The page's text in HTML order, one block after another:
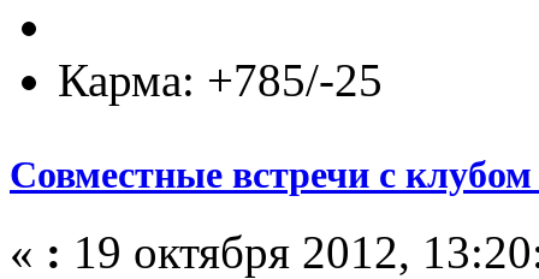
Карма: +785/-25
Совместные встречи с
« : 19 октября 2012,